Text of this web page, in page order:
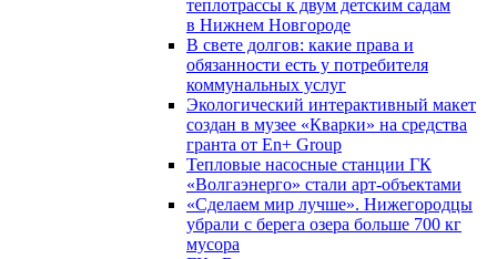
теплотрассы к двум детским садам
в Нижнем Новгороде
В свете долгов: какие права и
обязанности есть у потребителя
коммунальных услуг
Экологический интерактивный макет
создан в музее «Кварки» на средства
гранта от En+ Group
Тепловые насосные станции ГК
«Волгаэнерго» стали арт-объектами
«Сделаем мир лучше». Нижегородцы
убрали с берега озера больше 700 кг
мусора